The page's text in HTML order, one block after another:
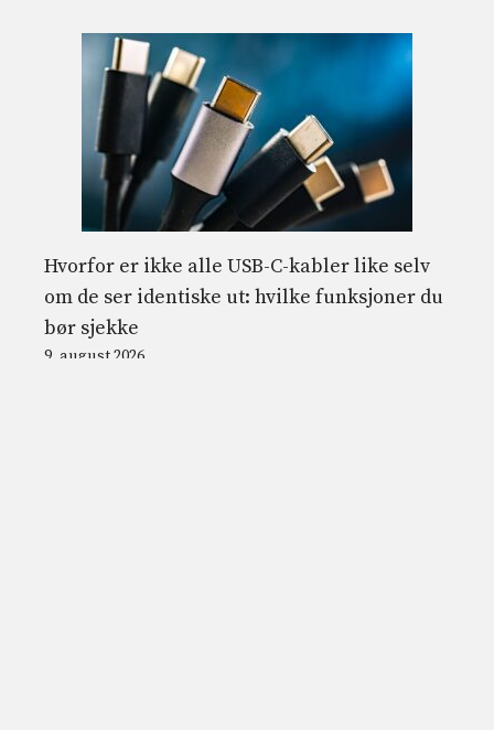
Hvorfor er ikke alle USB-C-kabler like selv
om de ser identiske ut: hvilke funksjoner du
bør sjekke
9. august 2026